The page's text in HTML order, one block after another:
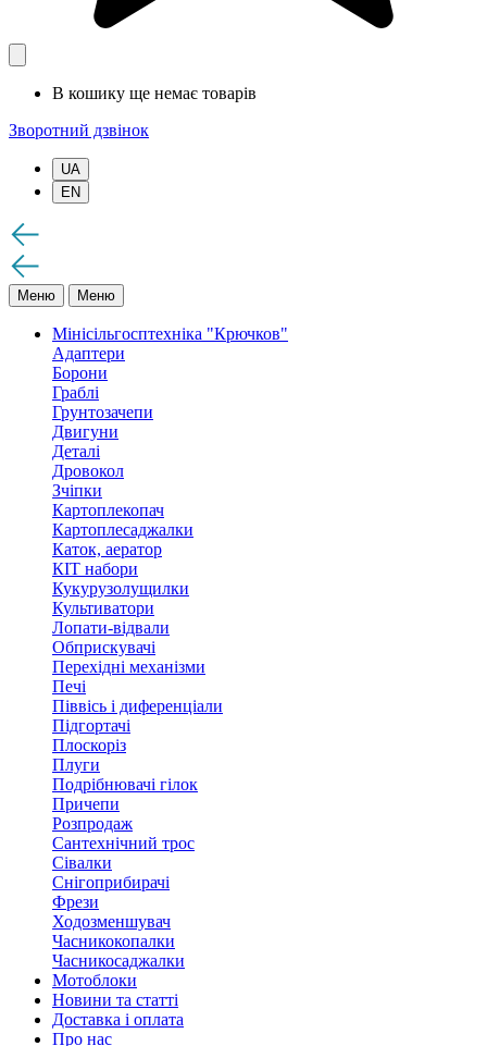
В кошику ще немає товарів
Зворотний дзвінок
UA
EN
Меню Меню
Мінісільгосптехніка "Крючков"
Адаптери
Борони
Граблі
Грунтозачепи
Двигуни
Деталі
Дровокол
Зчіпки
Картоплекопач
Картоплесаджалки
Каток, аератор
КІТ набори
Кукурузолущилки
Культиватори
Лопати-відвали
Обприскувачі
Перехідні механізми
Печі
Піввісь і диференціали
Підгортачі
Плоскоріз
Плуги
Подрібнювачі гілок
Причепи
Розпродаж
Сантехнічний трос
Сівалки
Снігоприбирачі
Фрези
Ходозменшувач
Часникокопалки
Часникосаджалки
Мотоблоки
Новини та статті
Доставка і оплата
Про нас